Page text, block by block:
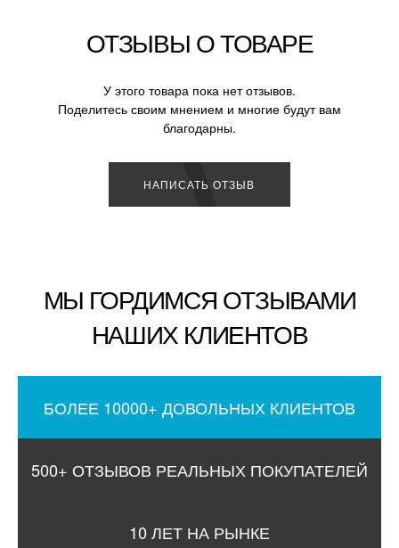
ОТЗЫВЫ О ТОВАРЕ
У этого товара пока нет отзывов.
Поделитесь своим мнением и многие будут вам
благодарны.
НАПИСАТЬ ОТЗЫВ
МЫ ГОРДИМСЯ ОТЗЫВАМИ
НАШИХ КЛИЕНТОВ
БОЛЕЕ 10000+ ДОВОЛЬНЫХ КЛИЕНТОВ
500+ ОТЗЫВОВ РЕАЛЬНЫХ ПОКУПАТЕЛЕЙ
10 ЛЕТ НА РЫНКЕ